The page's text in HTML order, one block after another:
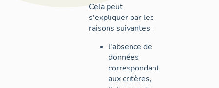
Cela peut
s'expliquer par les
raisons suivantes :
l'absence de
données
correspondant
aux critères,